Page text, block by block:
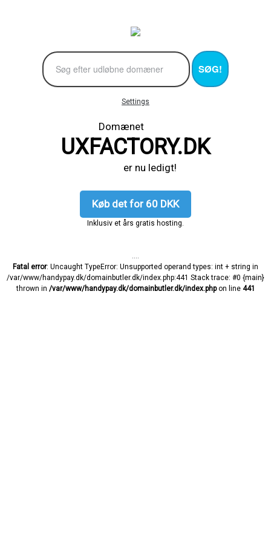
SØG!
Settings
Domænet
UXFACTORY.DK
er nu ledigt!
Køb det for 60 DKK
Inklusiv et års gratis hosting.
Fatal error: Uncaught TypeError: Unsupported operand types: int + string in
/var/www/handypay.dk/domainbutler.dk/index.php:441 Stack trace: #0 {main}
thrown in /var/www/handypay.dk/domainbutler.dk/index.phpon line 441